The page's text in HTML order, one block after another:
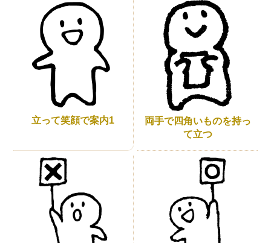
立って笑顔で案内1
両手で四角いものを持っ
て立つ